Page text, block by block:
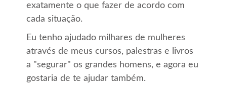
exatamente o que fazer de acordo com
cada situação.
Eu tenho ajudado milhares de mulheres
através de meus cursos, palestras e livros
a "segurar" os grandes homens, e agora eu
gostaria de te ajudar também.